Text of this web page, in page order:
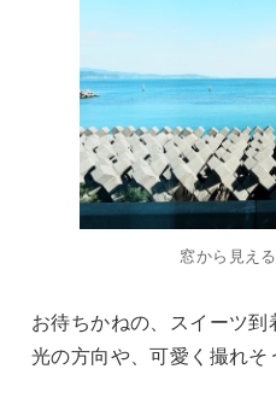
窓から見え
お待ちかねの、スイーツ到
光の方向や、可愛く撮れ